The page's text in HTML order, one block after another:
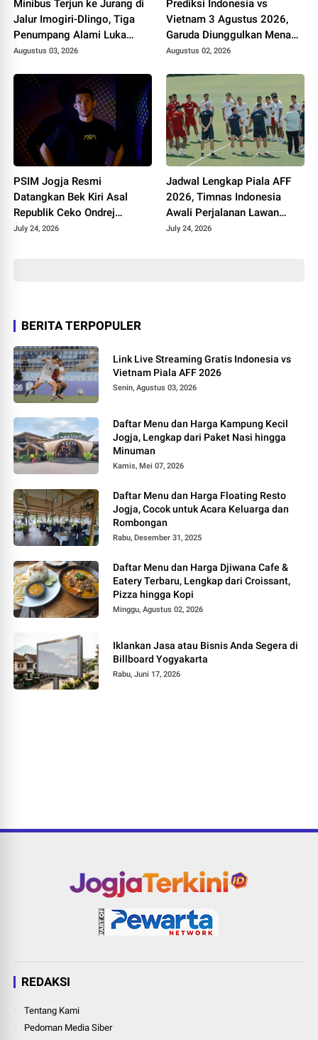
Minibus Terjun ke Jurang di
Jalur Imogiri-Dlingo, Tiga
Penumpang Alami Luka
Ringan
Augustus 03, 2026
Prediksi Indonesia vs
Vietnam 3 Agustus 2026,
Garuda Diunggulkan Menang
Tipis di Stadion Pakansari
Augustus 02, 2026
PSIM Jogja Resmi
Datangkan Bek Kiri Asal
Republik Ceko Ondrej
Rudzan untuk Hadapi Super
July 24, 2026
Jadwal Lengkap Piala AFF
2026, Timnas Indonesia
Awali Perjalanan Lawan
Kamboja
July 24, 2026
BERITA TERPOPULER
Link Live Streaming Gratis Indonesia vs
Vietnam Piala AFF 2026
Senin, Agustus 03, 2026
Daftar Menu dan Harga Kampung Kecil
Jogja, Lengkap dari Paket Nasi hingga
Minuman
Kamis, Mei 07, 2026
Daftar Menu dan Harga Floating Resto
Jogja, Cocok untuk Acara Keluarga dan
Rombongan
Rabu, Desember 31, 2025
Daftar Menu dan Harga Djiwana Cafe &
Eatery Terbaru, Lengkap dari Croissant,
Pizza hingga Kopi
Minggu, Agustus 02, 2026
Iklankan Jasa atau Bisnis Anda Segera di
Billboard Yogyakarta
Rabu, Juni 17, 2026
REDAKSI
Tentang Kami
Pedoman Media Siber